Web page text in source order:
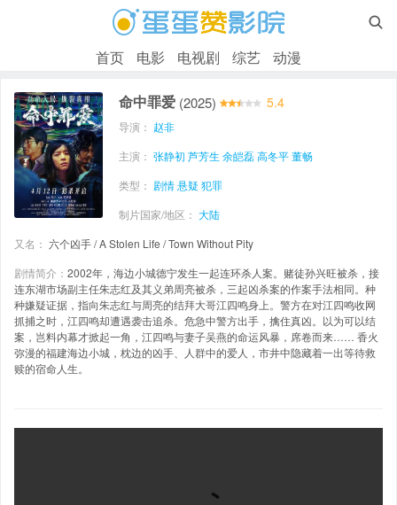

首页 电影 电视剧 综艺 动漫
命中罪爱 (2025) 5.4
导演： 赵非
主演： 张静初 芦芳生 余皑磊高冬平董畅
类型： 剧情悬疑 犯罪
制片国家/地区： 大陆
又名： 六个凶手 / A Stolen Life / Town Without Pity
剧情简介： 2002年，海边小城德宁发生一起连环杀人案。赌徒孙兴旺被杀，接
连东湖市场副主任朱志红及其义弟周亮被杀，三起凶杀案的作案手法相同。种
种嫌疑证据，指向朱志红与周亮的结拜大哥江四鸣身上。警方在对江四鸣收网
抓捕之时，江四鸣却遭遇袭击追杀。危急中警方出手，擒住真凶。以为可以结
案，岂料内幕才掀起一角，江四鸣与妻子吴燕的命运风暴，席卷而来…… 香火
弥漫的福建海边小城，枕边的凶手、人群中的爱人，市井中隐藏着一出等待救
赎的宿命人生。